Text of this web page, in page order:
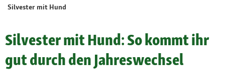
Silvester mit Hund
Silvester mit Hund: So kommt ihr
gut durch den Jahreswechsel